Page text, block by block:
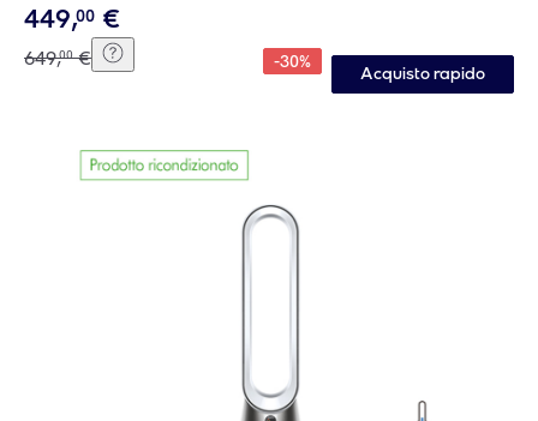
449,00 €
649,00 € -30%
Acquisto rapido